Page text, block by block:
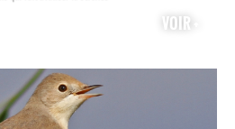
VOIR +